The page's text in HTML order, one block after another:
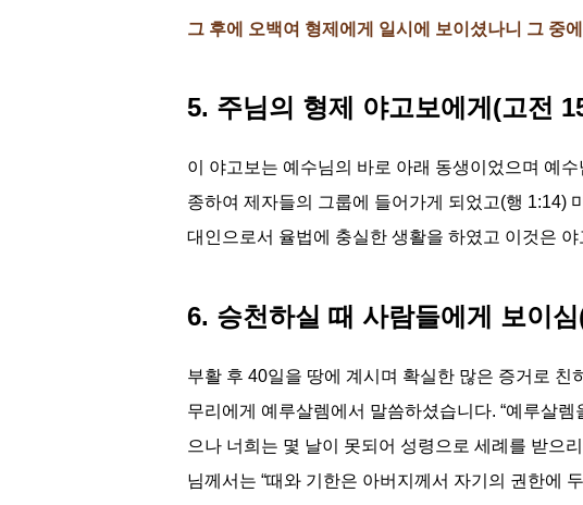
그 후에 오백여 형제에게 일시에 보이셨나니 그 중
5. 주님의 형제 야고보에게(고전
이 야고보는 예수님의 바로 아래 동생이었으며 예
종하여 제자들의 그룹에 들어가게 되었고(행 1:14)
대인으로서 율법에 충실한 생활을 하였고 이것은
6. 승천하실 때 사람들에게 보이
부활 후 40일을 땅에 계시며 확실한 많은 증거로
무리에게 예루살렘에서 말씀하셨습니다. “예루살
으나 너희는 몇 날이 못되어 성령으로 세례를 받으
님께서는 “때와 기한은 아버지께서 자기의 권한에